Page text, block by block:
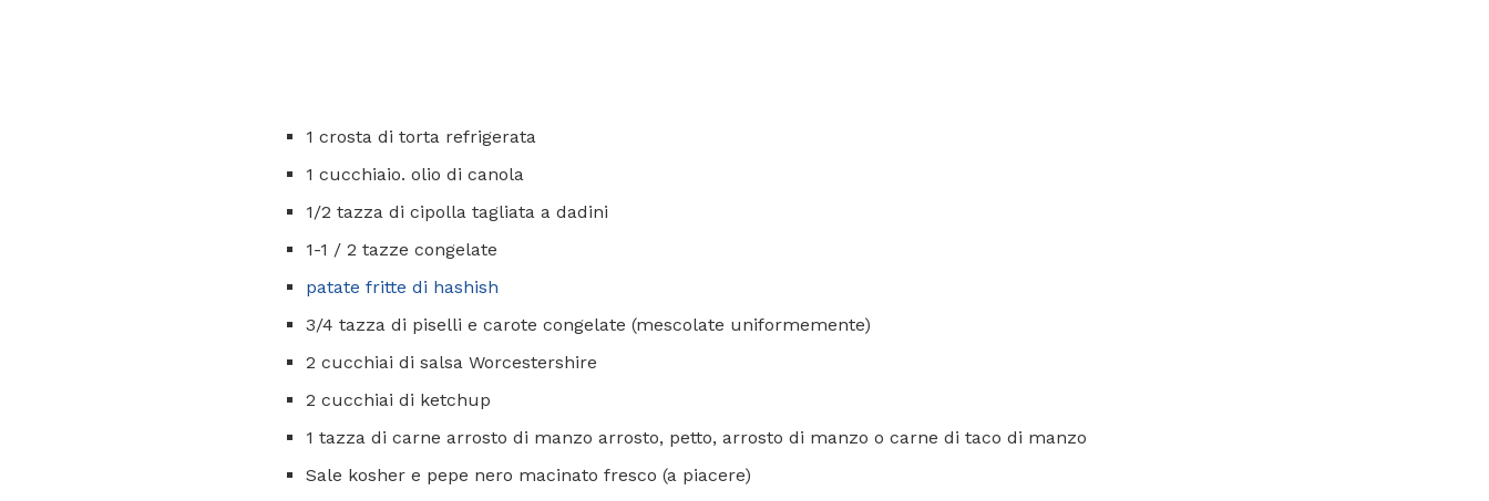
1 crosta di torta refrigerata
1 cucchiaio. olio di canola
1/2 tazza di cipolla tagliata a dadini
1-1 / 2 tazze congelate
patate fritte di hashish
3/4 tazza di piselli e carote congelate (mescolate uniformemente)
2 cucchiai di salsa Worcestershire
2 cucchiai di ketchup
1 tazza di carne arrosto di manzo arrosto, petto, arrosto di manzo o carne di taco di manzo
Sale kosher e pepe nero macinato fresco (a piacere)